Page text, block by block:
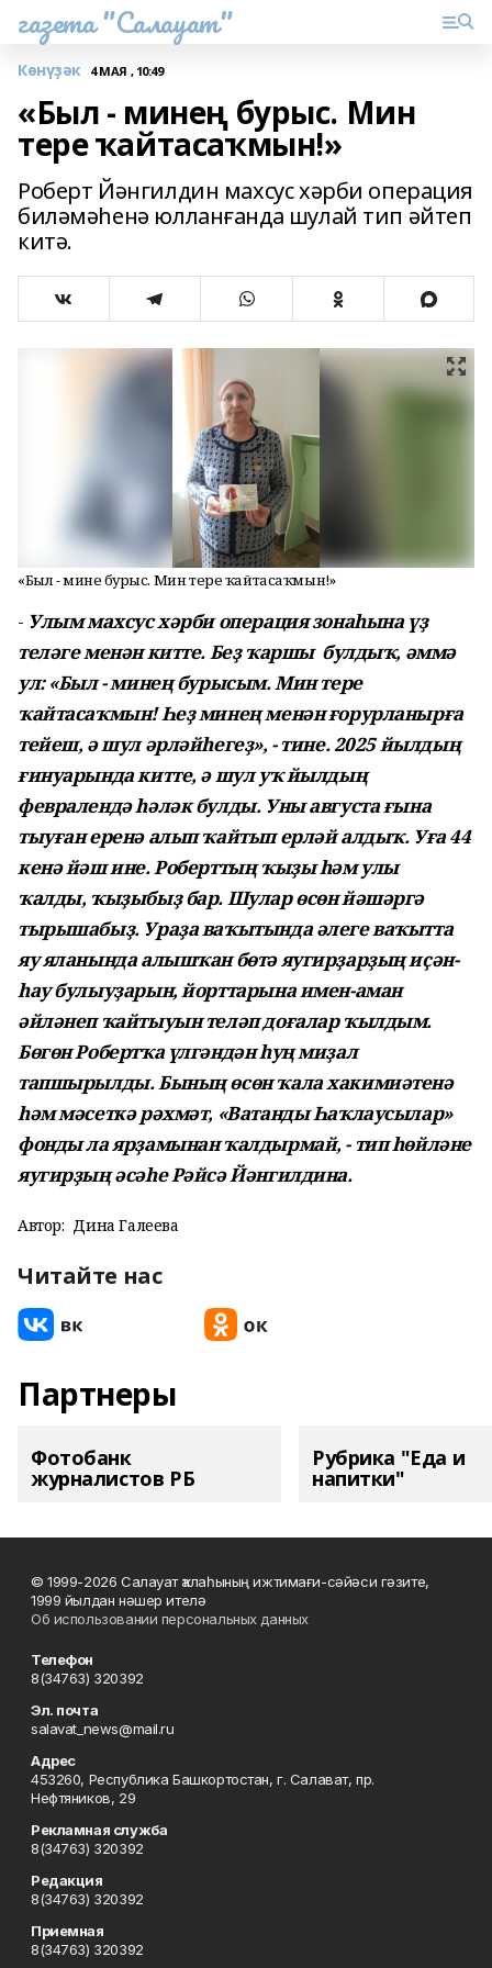
газета "Салауат"
Көнүҙәк 4 МАЯ , 10:49
«Был - минең бурыс. Мин
тере ҡайтасаҡмын!»
Роберт Йәнгилдин махсус хәрби операция
биләмәһенә юлланғанда шулай тип әйтеп
китә.
«Был - минең бурыс. Мин тере ҡайтасаҡмын!»
- Улым махсус хәрби операция зонаһына үҙ
теләге менән китте. Беҙ ҡаршы булдыҡ, әммә
ул: «Был - минең бурысым. Мин тере
ҡайтасаҡмын! Һеҙ минең менән ғорурланырға
тейеш, ә шул әрләйһегеҙ», - тине.2025 йылдың
ғинуарында китте, ә шул уҡ йылдың
февралендә һәләк булды. Уны августа ғына
тыуған еренә алып ҡайтып ерләй алдыҡ. Уға 44
кенә йәш ине. Роберттың ҡыҙы һәм улы
ҡалды, ҡыҙыбыҙ бар. Шулар өсөн йәшәргә
тырышабыҙ. Ураҙа ваҡытында әлеге ваҡытта
яу яланында алышҡан бөтә яугирҙарҙың иҫән-
һау булыуҙарын, йорттарына имен-аман
әйләнеп ҡайтыуын теләп доғалар ҡылдым.
Бөгөн Робертҡа үлгәндән һуң миҙал
тапшырылды. Бының өсөн ҡала хакимиәтенә
һәм мәсеткә рәхмәт, «Ватанды Һаҡлаусылар»
фонды ла ярҙамынан ҡалдырмай, - тип һөйләне
яугирҙың әсәһе Рәйсә Йәнгилдина.
Автор: Дина Галеева
Читайте нас
Партнеры
Фотобанк
журналистов РБ
Рубрика "Еда и
напитки"
© 1999-2026 Салауат ҡалаһының ижтимағи-сәйәси гәзите,
1999 йылдан нәшер ителә
Об использовании персональных данных
Телефон
8(34763) 320392
Эл. почта
salavat_news@mail.ru
Адрес
453260, Республика Башкортостан, г. Салават, пр.
Нефтяников, 29
Рекламная служба
8(34763) 320392
Редакция
8(34763) 320392
Приемная
8(34763) 320392